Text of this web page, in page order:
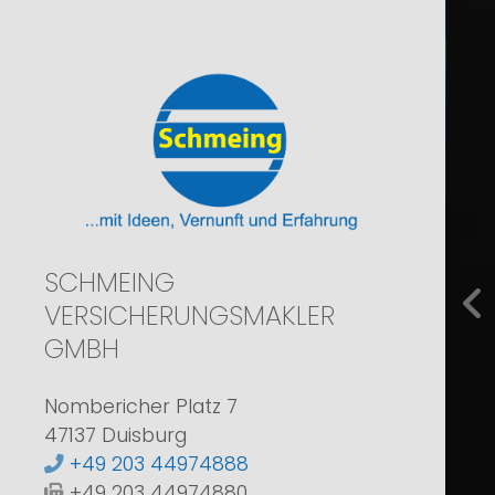
SCHMEING
VERSICHERUNGSMAKLER
GMBH
Nombericher Platz 7
47137 Duisburg
+49 203 44974888